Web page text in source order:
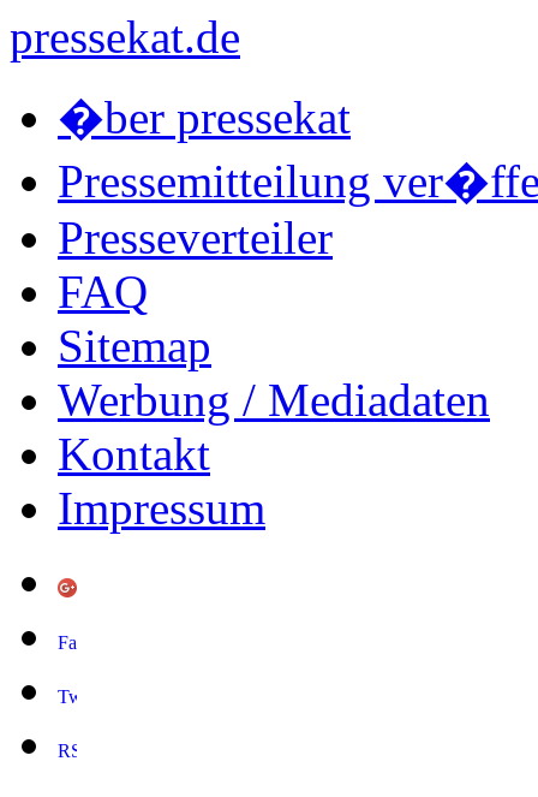
pressekat.de
�ber pressekat
Pressemitteilung
Presseverteiler
FAQ
Sitemap
Werbung / Mediadaten
Kontakt
Impressum